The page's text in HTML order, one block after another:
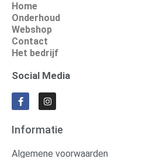
Home
Onderhoud
Webshop
Contact
Het bedrijf
Social Media
Informatie
Algemene voorwaarden